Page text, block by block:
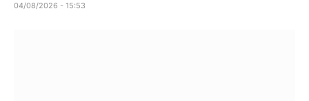
04/08/2026 - 15:53